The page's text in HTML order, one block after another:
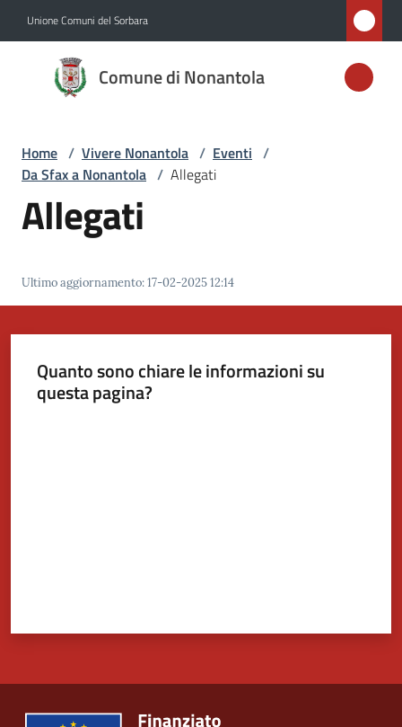
Unione Comuni del Sorbara
Comune di Nonantola
Comune di
Nonantola
Amministrazione
Novità
Vivere
Nonantola
Home / Vivere Nonantola / Eventi /
Da Sfax a Nonantola / Allegati
Allegati
Ultimo aggiornamento:17-02-2025 12:14
Quanto sono chiare le informazioni su
questa pagina?